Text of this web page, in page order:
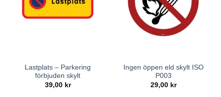
Lastplats – Parkering
förbjuden skylt
39,00 kr
Ingen öppen eld skylt ISO
P003
29,00 kr